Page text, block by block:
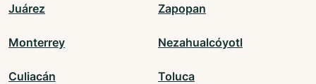
Juárez Zapopan
Monterrey Nezahualcóyotl
Culiacán Toluca